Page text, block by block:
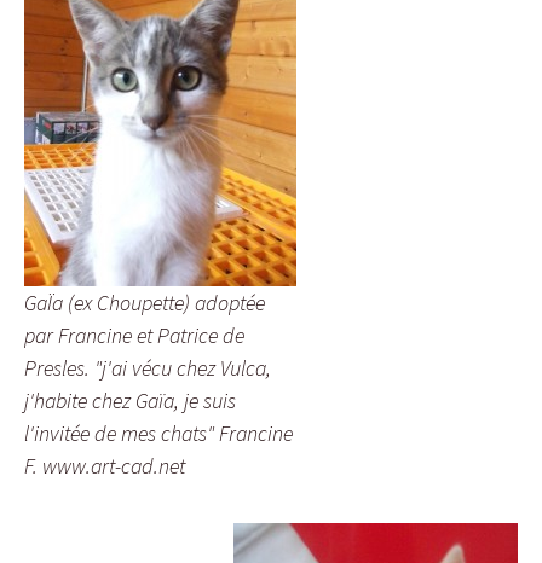
GaÏa (ex Choupette) adoptée
par Francine et Patrice de
Presles. "j'ai vécu chez Vulca,
j'habite chez Gaïa, je suis
l'invitée de mes chats" Francine
F. www.art-cad.net